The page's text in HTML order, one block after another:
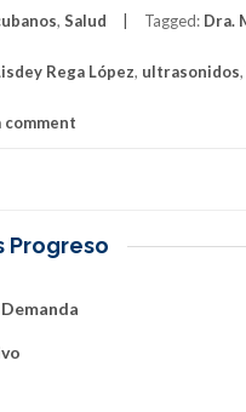
, Salud Tagged: Dra.
Rega López, ultrasonidos,
comment
Progreso